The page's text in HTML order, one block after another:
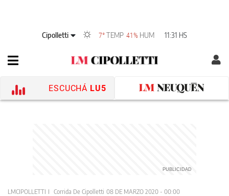
Cipolletti 7°TEMP 41% HUM 11:31 HS
ESCUCHÁ LU5
LMCIPOLLETTI Corrida De Cipolletti 08 DE MARZO 2020 - 00:00